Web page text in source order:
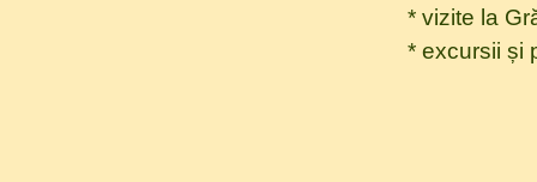
* vizite la
* excursii și